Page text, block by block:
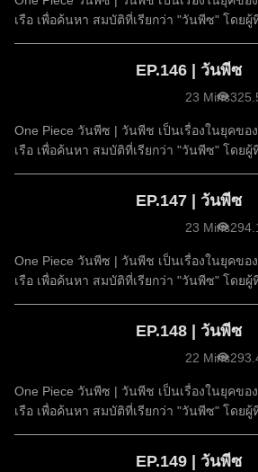
เรือ เพื่อค้นหา สมบัติที่เรียกว่า "วันพีซ" โดย
แห่งโจรสลัด
EP.146 | วันพีซ
23 Mins
One Piece วันพีซ | วันพีช เป็นเรื่องในยุคขอ
เรือ เพื่อค้นหา สมบัติที่เรียกว่า "วันพีซ" โดย
แห่งโจรสลัด
EP.147 | วันพีซ
23 Mins
One Piece วันพีซ | วันพีช เป็นเรื่องในยุคขอ
เรือ เพื่อค้นหา สมบัติที่เรียกว่า "วันพีซ" โดย
แห่งโจรสลัด
EP.148 | วันพีซ
22 Mins
One Piece วันพีซ | วันพีช เป็นเรื่องในยุคขอ
เรือ เพื่อค้นหา สมบัติที่เรียกว่า "วันพีซ" โดย
แห่งโจรสลัด
EP.149 | วันพีซ